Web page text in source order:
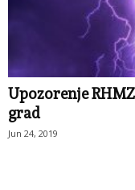
Upozorenje
grad
Jun 24, 2019